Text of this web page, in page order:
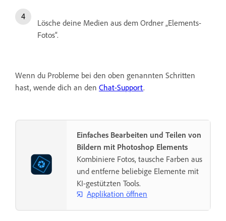
Lösche deine Medien aus dem Ordner „Elements-
Fotos“.
Wenn du Probleme bei den oben genannten Schritten
hast, wende dich an den Chat-Support.
Einfaches Bearbeiten und Teilen von
Bildern mit Photoshop Elements
Kombiniere Fotos, tausche Farben aus
und entferne beliebige Elemente mit
KI-gestützten Tools.
Applikation öffnen